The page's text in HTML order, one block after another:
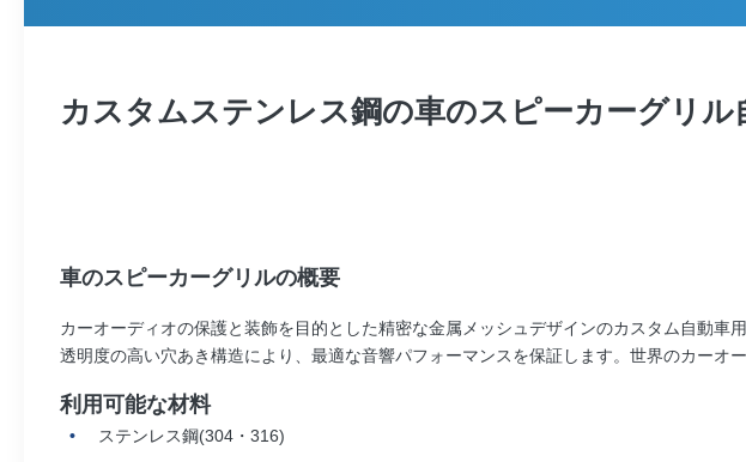
カスタムステンレス鋼の車のスピーカーグリ
車のスピーカーグリルの概要
カーオーディオの保護と装飾を目的とした精密な金属メッシュデザインのカスタム自動車用
透明度の高い穴あき構造により、最適な音響パフォーマンスを保証します。世界のカーオ
利用可能な材料
ステンレス鋼(304・316)